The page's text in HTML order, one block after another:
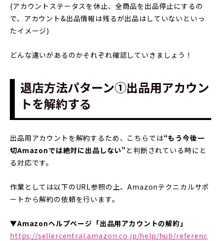
(アカウントステータスを休止、全商品を出品停止にするの
で、アカウント&出品情報は残るが出品はしていないといっ
たイメージ)
どんな違いがあるのかそれぞれ確認していきましょう！
退店方法パターン①出品用アカウン
トを解約する
出品用アカウントを解約するため、こちらでは“もう今後一
切Amazonでは絶対に出品しない”と判断されている時にと
る対応です。
作業としては以下のURL参照の上、Amazonテクニカルサポ
ートから解約の依頼を行います。
▼Amazonヘルプページ「出品用アカウントの解約」
https://sellercentral.amazon.co.jp/help/hub/referenc